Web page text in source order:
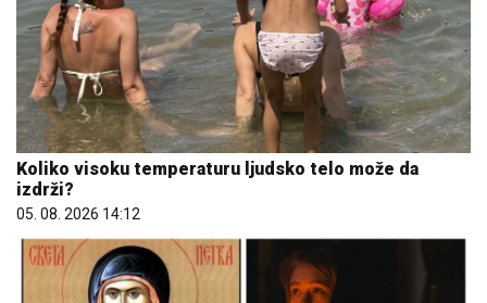
Koliko visoku temperaturu ljudsko telo može da
izdrži?
05. 08. 2026 14:12